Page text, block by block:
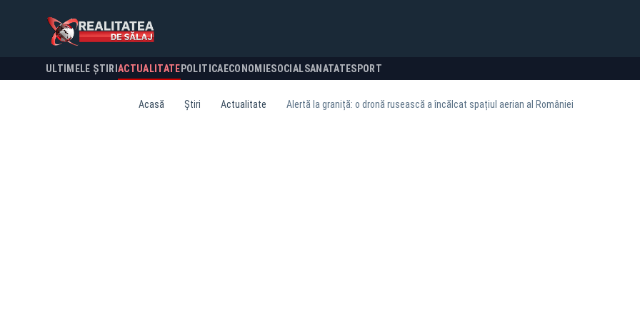
ULTIMELE ȘTIRI ACTUALITATE POLITICA ECONOMIESOCIALSANATATESPORT
Acasă Știri Actualitate Alertă la graniță: o dronă rusească a încălcat spațiul aerian al României